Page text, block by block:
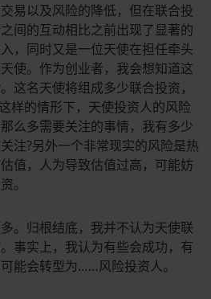
易以及风险的降低，但在联合投
间的互动相比之前出现了显著的
，同时又是一位天使在担任牵头
使。作为创业者，我会想知道这
这名天使将组成多少联合投资，
样的情形下，天使投资人的风险
么多需要关注的事情，我有多少
注?另外一个非常现实的风险是热
值，人为导致估值过高，可能妨
。
。归根结底，我并不认为天使联
事实上，我认为有些会成功，有
能会转型为……风险投资人。